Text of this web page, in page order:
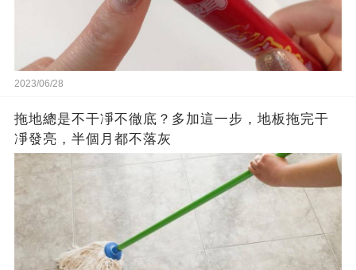
2023/06/28
拖地總是不干凈不徹底？多加這一步，地板拖完干
凈發亮，半個月都不落灰